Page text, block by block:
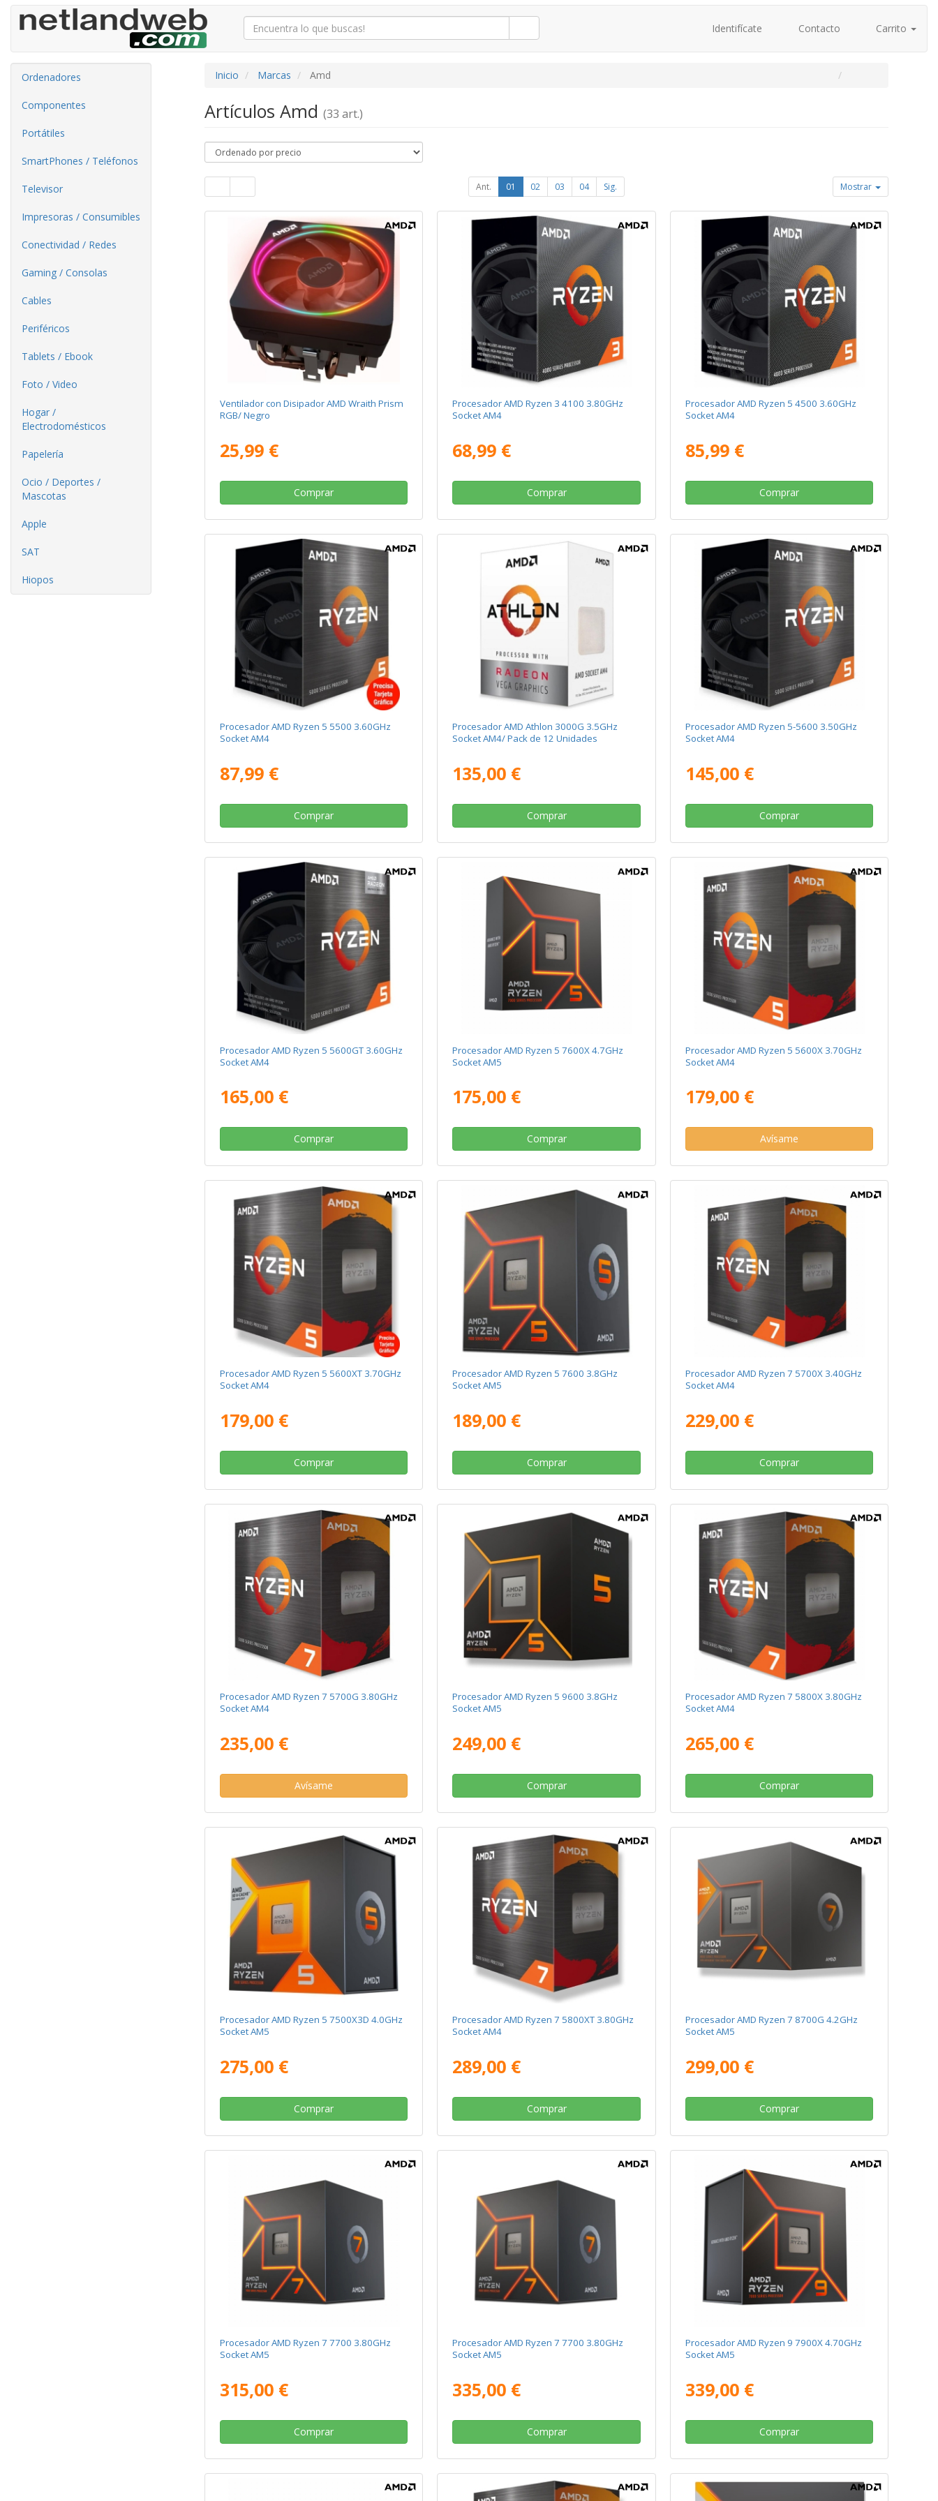
Identifícate Contacto Carrito
Ordenadores
Componentes
Portátiles
SmartPhones / Teléfonos
Televisor
Impresoras / Consumibles
Conectividad / Redes
Gaming / Consolas
Cables
Periféricos
Tablets / Ebook
Foto / Video
Hogar /
Electrodomésticos
Papelería
Ocio / Deportes /
Mascotas
Apple
SAT
Hiopos
Inicio Marcas Amd
Artículos Amd (33 art.)
Ant. 01 02 03 04 Sig. Mostrar
Ventilador con Disipador AMD Wraith Prism
RGB/ Negro
25,99 €
Comprar
Procesador AMD Ryzen 3 4100 3.80GHz
Socket AM4
68,99 €
Comprar
Procesador AMD Ryzen 5 4500 3.60GHz
Socket AM4
85,99 €
Comprar
Procesador AMD Ryzen 5 5500 3.60GHz
Socket AM4
87,99 €
Comprar
Procesador AMD Athlon 3000G 3.5GHz
Socket AM4/ Pack de 12 Unidades
135,00 €
Comprar
Procesador AMD Ryzen 5-5600 3.50GHz
Socket AM4
145,00 €
Comprar
Procesador AMD Ryzen 5 5600GT 3.60GHz
Socket AM4
165,00 €
Comprar
Procesador AMD Ryzen 5 7600X 4.7GHz
Socket AM5
175,00 €
Comprar
Procesador AMD Ryzen 5 5600X 3.70GHz
Socket AM4
179,00 €
Avísame
Procesador AMD Ryzen 5 5600XT 3.70GHz
Socket AM4
179,00 €
Comprar
Procesador AMD Ryzen 5 7600 3.8GHz
Socket AM5
189,00 €
Comprar
Procesador AMD Ryzen 7 5700X 3.40GHz
Socket AM4
229,00 €
Comprar
Procesador AMD Ryzen 7 5700G 3.80GHz
Socket AM4
235,00 €
Avísame
Procesador AMD Ryzen 5 9600 3.8GHz
Socket AM5
249,00 €
Comprar
Procesador AMD Ryzen 7 5800X 3.80GHz
Socket AM4
265,00 €
Comprar
Procesador AMD Ryzen 5 7500X3D 4.0GHz
Socket AM5
275,00 €
Comprar
Procesador AMD Ryzen 7 5800XT 3.80GHz
Socket AM4
289,00 €
Comprar
Procesador AMD Ryzen 7 8700G 4.2GHz
Socket AM5
299,00 €
Comprar
Procesador AMD Ryzen 7 7700 3.80GHz
Socket AM5
315,00 €
Comprar
Procesador AMD Ryzen 7 7700 3.80GHz
Socket AM5
335,00 €
Comprar
Procesador AMD Ryzen 9 7900X 4.70GHz
Socket AM5
339,00 €
Comprar